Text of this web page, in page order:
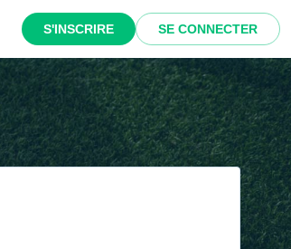
S'INSCRIRE SE CONNECTER